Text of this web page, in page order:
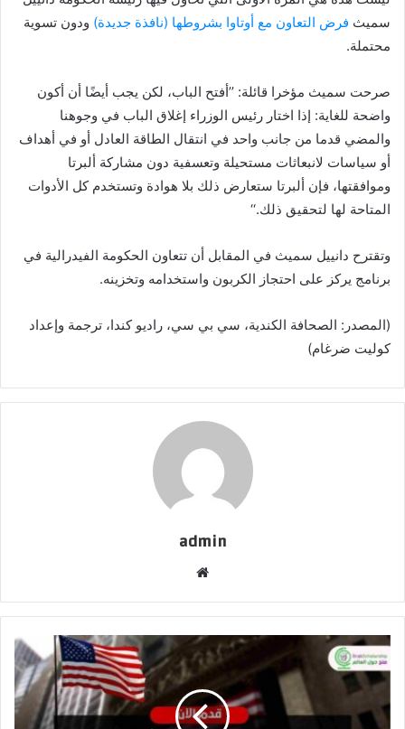
سميث فرض التعاون مع أوتاوا بشروطها (نافذة جديدة) ودون تسوية
محتملة.
صرحت سميث مؤخرا قائلة: ’’أفتح الباب، لكن يجب أيضًا أن أكون
واضحة للغاية: إذا اختار رئيس الوزراء إغلاق الباب في وجوهنا
والمضي قدما من جانب واحد في انتقال الطاقة العادل أو في أهداف
أو سياسات لانبعاثات مستحيلة وتعسفية دون مشاركة ألبرتا
وموافقتها، فإن ألبرتا ستعارض ذلك بلا هوادة وتستخدم كل الأدوات
المتاحة لها لتحقيق ذلك.‘‘
وتقترح دانييل سميث في المقابل أن تتعاون الحكومة الفيدرالية في
برنامج يركز على احتجاز الكربون واستخدامه وتخزينه.
(المصدر: الصحافة الكندية، سي بي سي، راديو كندا، ترجمة وإعداد
كوليت ضرغام)
admin